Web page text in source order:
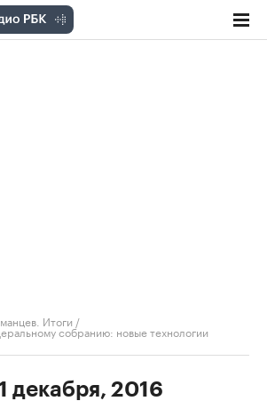
Итоги /
собранию: новые технологии
декабря, 2016